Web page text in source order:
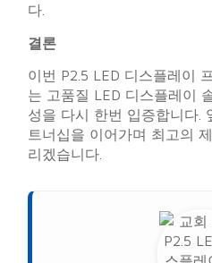
다.
결론
이번 P2.5 LED 디스플레이
는 고품질 LED 디스플레이
성을 다시 한번 입증합니다.
트너십을 이어가며 최고의
리겠습니다.